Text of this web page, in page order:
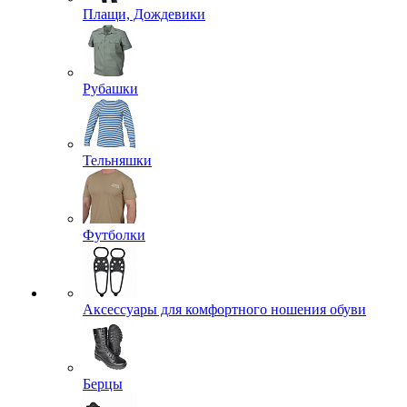
Плащи, Дождевики
Рубашки
Тельняшки
Футболки
Аксессуары для комфортного ношения обуви
Берцы